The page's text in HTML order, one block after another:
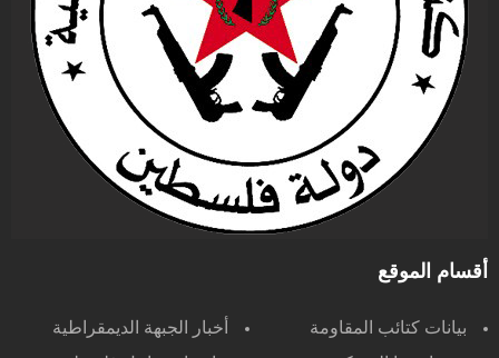
أقسام الموقع
بيانات كتائب المقاومة
أخبار الجبهة الديمقراطية